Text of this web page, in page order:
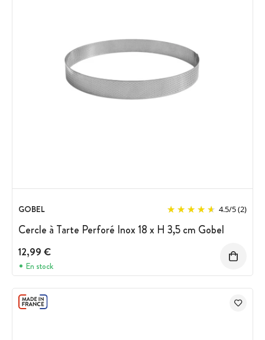
GOBEL 4.5/5(2)
Cercle à Tarte Perforé Inox 18 x H 3,5 cm Gobel
12,99 €
En stock